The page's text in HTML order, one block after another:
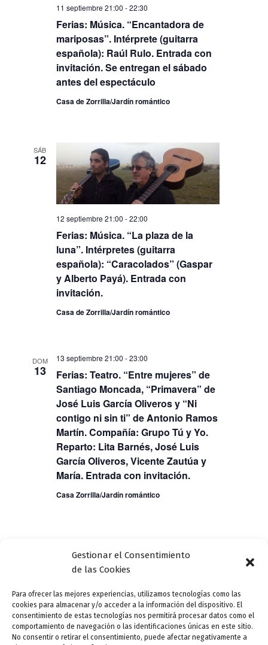
Gestionar el Consentimiento
de las Cookies
Para ofrecer las mejores experiencias, utilizamos tecnologías como las
cookies para almacenar y/o acceder a la información del dispositivo. El
consentimiento de estas tecnologías nos permitirá procesar datos como el
comportamiento de navegación o las identificaciones únicas en este sitio.
No consentir o retirar el consentimiento, puede afectar negativamente a
Ferias: Música. “Encantadora de
mariposas”. Intérprete (guitarra
española): Raúl Rulo. Entrada con
invitación. Se entregan el sábado
antes del espectáculo
11 septiembre 21:00 -22:30
Casa de Zorrilla/Jardín romántico
SÁB
12
Ferias: Música. “La plaza de la
luna”. Intérpretes (guitarra
española): “Caracolados” (Gaspar
y Alberto Payá). Entrada con
invitación.
12 septiembre 21:00 -22:00
Casa de Zorrilla/Jardín romántico
DOM
13
Ferias: Teatro. “Entre mujeres” de
Santiago Moncada, “Primavera” de
José Luis García Oliveros y “Ni
contigo ni sin ti” de Antonio Ramos
Martín. Compañía: Grupo Tú y Yo.
Reparto: Lita Barnés, José Luis
García Oliveros, Vicente Zautúa y
María. Entrada con invitación.
13 septiembre 21:00 -23:00
Casa Zorrilla/Jardín romántico
Hoy
Suscribirse al calendario